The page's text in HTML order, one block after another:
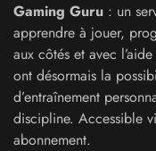
Gaming Guru : un
apprendre à jouer,
aux côtés et avec
ont désormais la
d’entraînement
discipline. Accessible
abonnement.